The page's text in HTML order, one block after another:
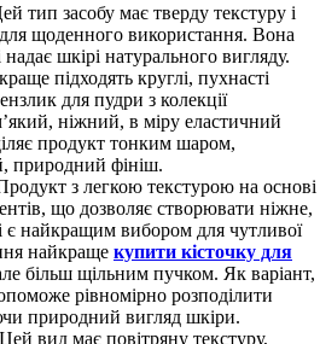
тип засобу має тверду текстуру і
щоденного використання. Вона
надає шкірі натурального вигляду.
підходять круглі, пухнасті
для пудри з колекції
ніжний, в міру еластичний
продукт тонким шаром,
природний фініш.
з легкою текстурою на основі
що дозволяє створювати ніжне,
є найкращим вибором для чутливої
найкраще купити кісточку для
більш щільним пучком. Як варіант,
рівномірно розподілити
природний вигляд шкіри.
вид має повітряну текстуру,